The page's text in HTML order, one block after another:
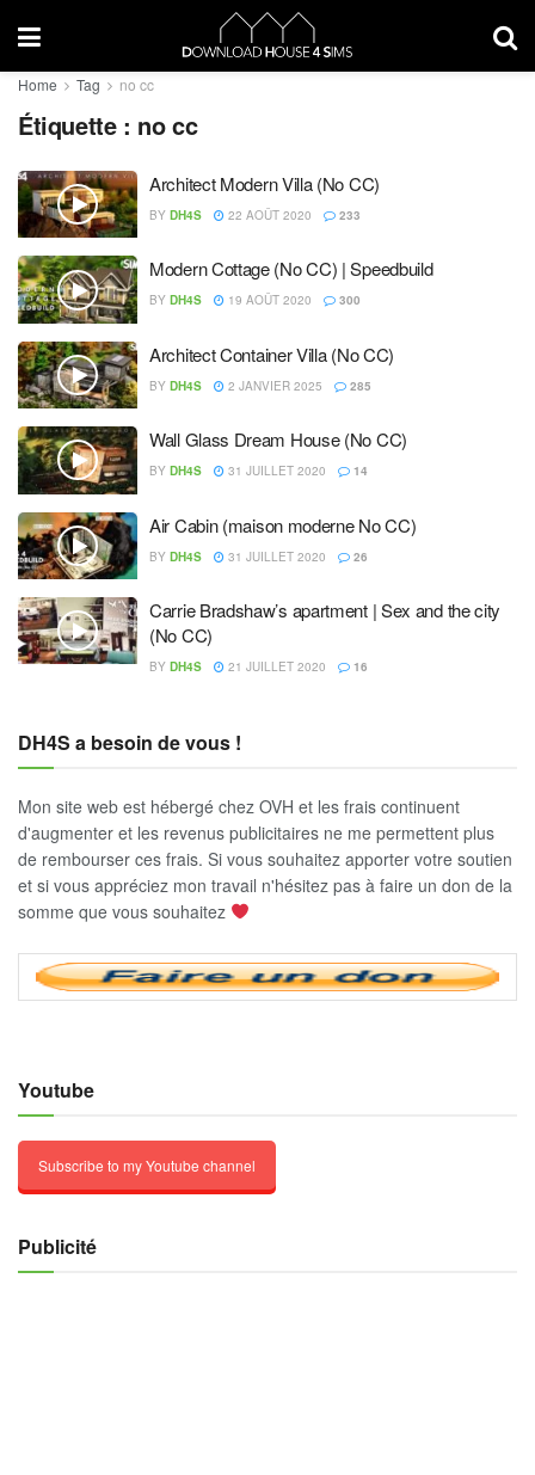
Home Tag no cc
Étiquette : no cc
Architect Modern Villa (No CC)
BY DH4S 22 AOÛT 2020 233
Modern Cottage (No CC) | Speedbuild
BY DH4S 19 AOÛT 2020 300
Architect Container Villa (No CC)
BY DH4S 2 JANVIER 2025 285
Wall Glass Dream House (No CC)
BY DH4S 31 JUILLET 2020 14
Air Cabin (maison moderne No CC)
BY DH4S 31 JUILLET 2020 26
Carrie Bradshaw’s apartment | Sex and the city
(No CC)
BY DH4S 21 JUILLET 2020 16
DH4S a besoin de vous !
Mon site web est hébergé chez OVH et les frais continuent
d'augmenter et les revenus publicitaires ne me permettent plus
de rembourser ces frais. Si vous souhaitez apporter votre soutien
et si vous appréciez mon travail n'hésitez pas à faire un don de la
somme que vous souhaitez
Youtube
Subscribe to my Youtube channel
Publicité